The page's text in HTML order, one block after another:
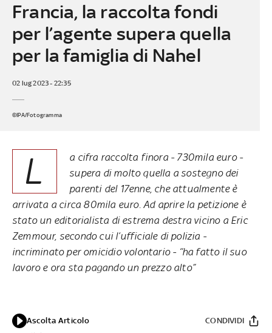
Francia, la raccolta fondi
per l’agente supera quella
per la famiglia di Nahel
02 lug 2023 - 22:35
©IPA/Fotogramma
L
a cifra raccolta finora - 730mila euro -
supera di molto quella a sostegno dei
parenti del 17enne, che attualmente è
arrivata a circa 80mila euro. Ad aprire la petizione è
stato un editorialista di estrema destra vicino a Eric
Zemmour, secondo cui l’ufficiale di polizia -
incriminato per omicidio volontario - “ha fatto il suo
lavoro e ora sta pagando un prezzo alto”
Ascolta Articolo
CONDIVIDI